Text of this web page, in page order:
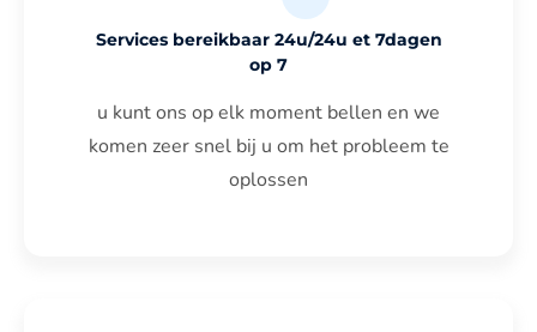
Services bereikbaar 24u/24u et 7dagen
op 7
u kunt ons op elk moment bellen en we
komen zeer snel bij u om het probleem te
oplossen